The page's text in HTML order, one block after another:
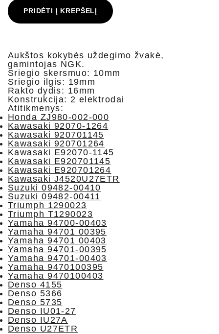
PRIDĖTI Į KREPŠELĮ
Aukštos kokybės uždegimo žvakė,
gamintojas NGK.
Sriegio skersmuo: 10mm
Sriegio ilgis: 19mm
Rakto dydis: 16mm
Konstrukcija: 2 elektrodai
Atitikmenys:
Honda ZJ980-002-000
Kawasaki 92070-1264
Kawasaki 920701145
Kawasaki 920701264
Kawasaki E92070-1145
Kawasaki E920701145
Kawasaki E920701264
Kawasaki J4520U27ETR
Suzuki 09482-00410
Suzuki 09482-00411
Triumph 1290023
Triumph T1290023
Yamaha 94700-00403
Yamaha 94701 00395
Yamaha 94701 00403
Yamaha 94701-00395
Yamaha 94701-00403
Yamaha 9470100395
Yamaha 9470100403
Denso 4155
Denso 5366
Denso 5735
Denso IU01-27
Denso IU27A
Denso U27ETR